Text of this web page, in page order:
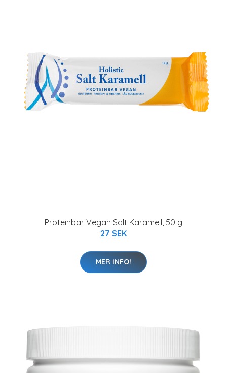
Proteinbar Vegan Salt Karamell, 50 g
27 SEK
MER INFO!